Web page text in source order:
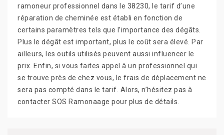
ramoneur professionnel dans le 38230, le tarif d’une
réparation de cheminée est établi en fonction de
certains paramètres tels que l’importance des dégâts.
Plus le dégât est important, plus le coût sera élevé. Par
ailleurs, les outils utilisés peuvent aussi influencer le
prix. Enfin, si vous faites appel à un professionnel qui
se trouve près de chez vous, le frais de déplacement ne
sera pas compté dans le tarif. Alors, n’hésitez pas à
contacter SOS Ramonaage pour plus de détails.